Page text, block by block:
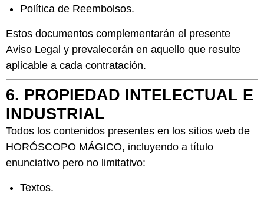
Política de Reembolsos.
Estos documentos complementarán el presente
Aviso Legal y prevalecerán en aquello que resulte
aplicable a cada contratación.
6. PROPIEDAD INTELECTUAL E
INDUSTRIAL
Todos los contenidos presentes en los sitios web de
HORÓSCOPO MÁGICO, incluyendo a título
enunciativo pero no limitativo:
Textos.